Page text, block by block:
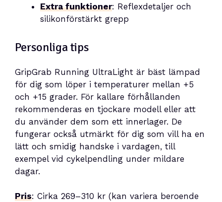
Extra funktioner: Reflexdetaljer och
silikonförstärkt grepp
Personliga tips
GripGrab Running UltraLight är bäst lämpad
för dig som löper i temperaturer mellan +5
och +15 grader. För kallare förhållanden
rekommenderas en tjockare modell eller att
du använder dem som ett innerlager. De
fungerar också utmärkt för dig som vill ha en
lätt och smidig handske i vardagen, till
exempel vid cykelpendling under mildare
dagar.
Pris: Cirka 269–310 kr (kan variera beroende